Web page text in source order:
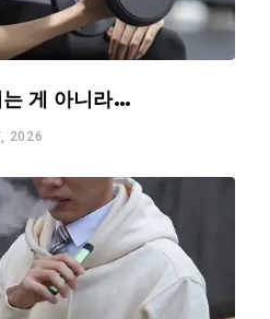
는 게 아니라…
2026